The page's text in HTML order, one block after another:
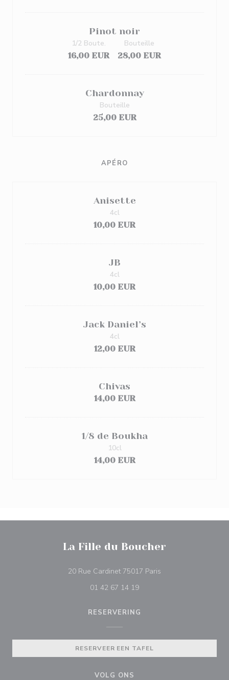
Pinot noir
16,00 EUR
1/2 Boute.
28,00 EUR
Bouteille
Chardonnay
25,00 EUR
Bouteille
APÉRO
Anisette
10,00 EUR
4cl
JB
10,00 EUR
4cl
Jack Daniel’s
12,00 EUR
4cl
Chivas
14,00 EUR
1/8 de Boukha
14,00 EUR
10cl
La Fille du Boucher
20 Rue Cardinet 75017 Paris
01 42 67 14 19
RESERVERING
RESERVEER EEN TAFEL
VOLG ONS